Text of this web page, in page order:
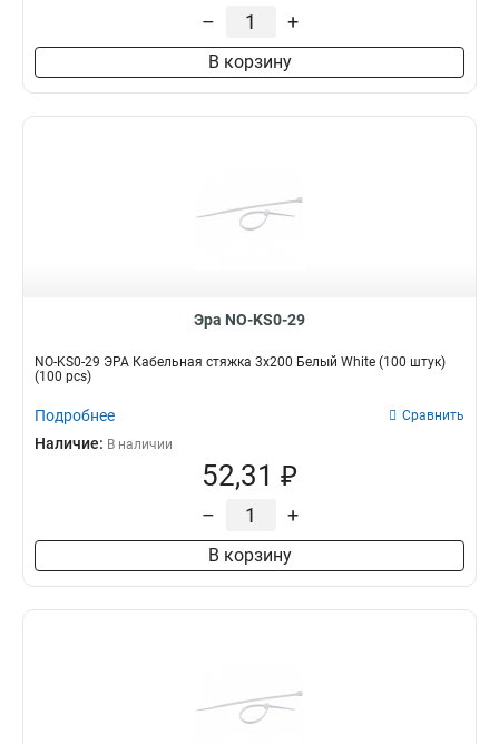
– +
В корзину
Эра NO-KS0-29
NO-KS0-29 ЭРА Кабельная стяжка 3x200 Белый White (100 штук)
(100 pcs)
Подробнее Сравнить
Наличие: В наличии
52,31 ₽
– +
В корзину